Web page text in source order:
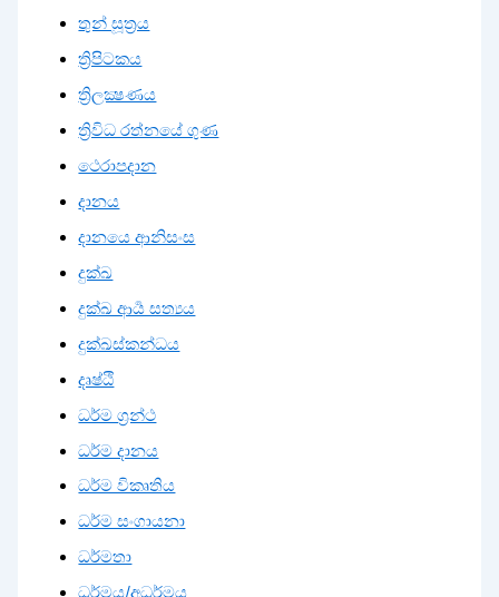
තුන් සූත්‍රය
ත්‍රිපිටකය
ත්‍රිලක්‍ෂණය
ත්‍රිවිධ රත්නයේ ගුණ
ථෙරාපදාන
දානය
දානයෙ ආනිසංස
දුක්ඛ
දුක්ඛ ආර්‍ය සත්‍යය
දුක්ඛස්කන්ධය
දෘෂ්ඨි
ධර්ම ග්‍රන්ථ
ධර්ම දානය
ධර්ම විකෘතිය
ධර්ම සංගායනා
ධර්මතා
ධර්මය/අධර්මය